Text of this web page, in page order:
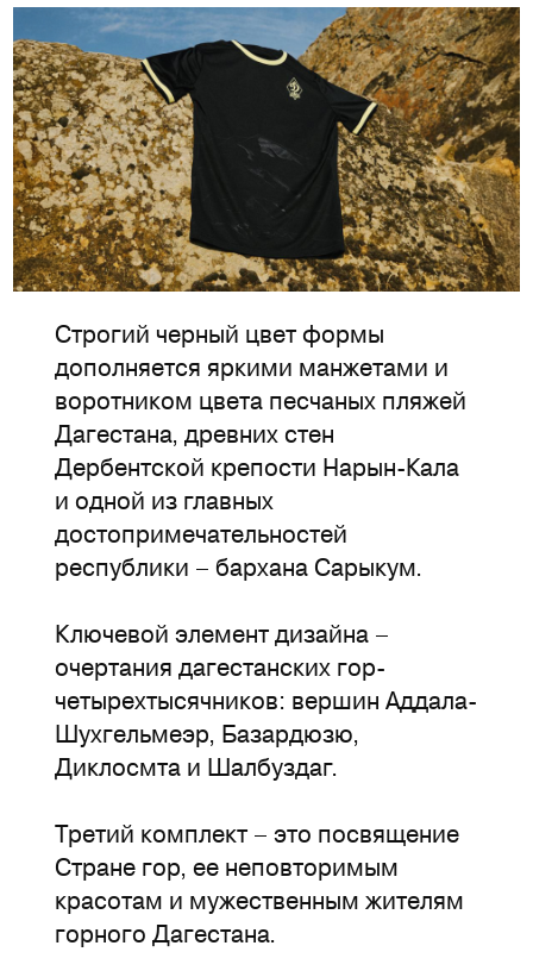
Строгий черный цвет формы
дополняется яркими манжетами и
воротником цвета песчаных пляжей
Дагестана, древних стен
Дербентской крепости Нарын-Кала
и одной из главных
достопримечательностей
республики – бархана Сарыкум.
Ключевой элемент дизайна –
очертания дагестанских гор-
четырехтысячников: вершин Аддала-
Шухгельмеэр, Базардюзю,
Диклосмта и Шалбуздаг.
Третий комплект – это посвящение
Стране гор, ее неповторимым
красотам и мужественным жителям
горного Дагестана.